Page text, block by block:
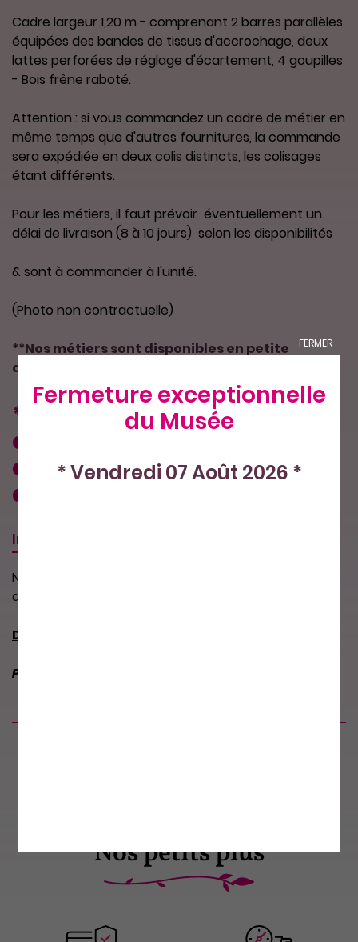
FERMER
Fermeture exceptionnelle
du Musée
* Vendredi 07 Août 2026 *
Cadre largeur 1,20 m - comprenant 2 barres parallèles
équipées des bandes de tissus d'accrochage, deux
lattes perforées de réglage d'écartement, 4 goupilles
- Bois frêne raboté.
Attention : si vous commandez un cadre de métier en
même temps que d'autres fournitures, la commande
sera expédiée en deux colis distincts, les colisages
étant différents.
Pour les métiers, il faut prévoir éventuellement un
délai de livraison (8 à 10 jours) selon les disponibilités
& sont à commander à l'unité.
(Photo non contractuelle)
**Nos métiers sont disponibles en petite
quantité.
*Merci de ne commander
qu'un seul métier par
commande, sans autre
article.
Informations
Nos métiers sont fabriqués manuellement; les
quantités disponibles sont limités.
Dernier réassort en date
Prochain réassort :
Nos petits plus